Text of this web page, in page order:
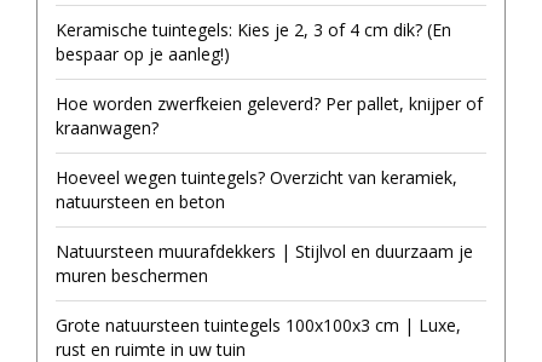
Keramische tuintegels: Kies je 2, 3 of 4 cm dik? (En
bespaar op je aanleg!)
Hoe worden zwerfkeien geleverd? Per pallet, knijper of
kraanwagen?
Hoeveel wegen tuintegels? Overzicht van keramiek,
natuursteen en beton
Natuursteen muurafdekkers | Stijlvol en duurzaam je
muren beschermen
Grote natuursteen tuintegels 100x100x3 cm | Luxe,
rust en ruimte in uw tuin